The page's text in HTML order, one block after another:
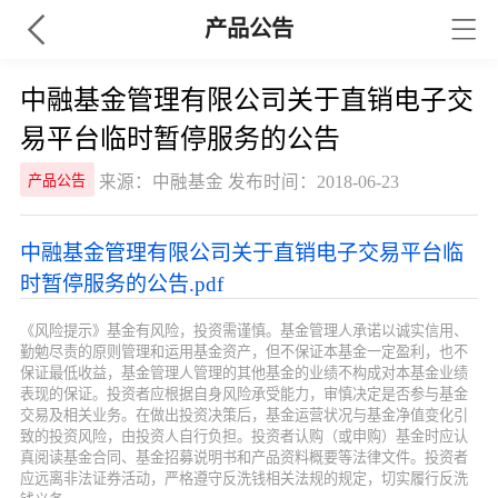
产品公告
中融基金管理有限公司关于直销电子交
易平台临时暂停服务的公告
产品公告 来源：中融基金 发布时间：2018-06-23
中融基金管理有限公司关于直销电子交易平台临
时暂停服务的公告.pdf
《风险提示》基金有风险，投资需谨慎。基金管理人承诺以诚实信用、
勤勉尽责的原则管理和运用基金资产，但不保证本基金一定盈利，也不
保证最低收益，基金管理人管理的其他基金的业绩不构成对本基金业绩
表现的保证。投资者应根据自身风险承受能力，审慎决定是否参与基金
交易及相关业务。在做出投资决策后，基金运营状况与基金净值变化引
致的投资风险，由投资人自行负担。投资者认购（或申购）基金时应认
真阅读基金合同、基金招募说明书和产品资料概要等法律文件。投资者
应远离非法证券活动，严格遵守反洗钱相关法规的规定，切实履行反洗